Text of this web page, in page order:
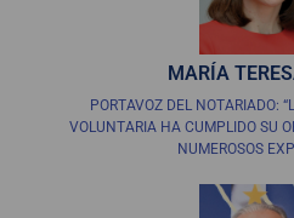
MARÍA
PORTAVOZ DEL NOTARIADO:
VOLUNTARIA HA CUMPLIDO SU
NUMEROSOS